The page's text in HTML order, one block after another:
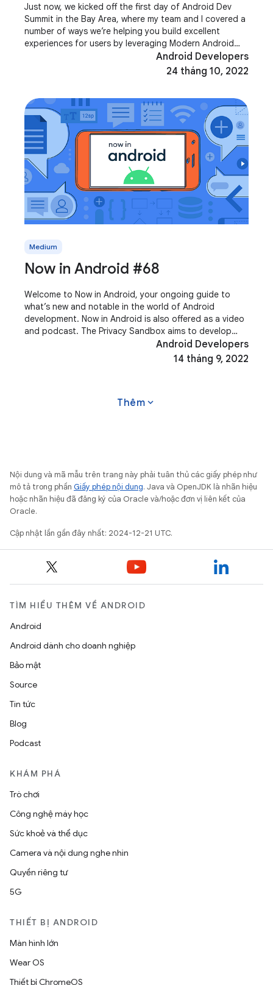
Just now, we kicked off the first day of Android Dev
Summit in the Bay Area, where my team and I covered a
number of ways we’re helping you build excellent
experiences for users by leveraging Modern Android
Development, which can help you extendAndroid Developers
24 tháng 10, 2022
Medium
Now in Android #68
Welcome to Now in Android, your ongoing guide to
what’s new and notable in the world of Android
development. Now in Android is also offered as a video
and podcast. The Privacy Sandbox aims to develop
new technologies that improve user privacy and
Android Developers
14 tháng 9, 2022
Thêm expand_more
Nội dung và mã mẫu trên trang này phải tuân thủ các giấy phép như
mô tả trong phần Giấy phép nội dung. Java và OpenJDK là nhãn hiệu
hoặc nhãn hiệu đã đăng ký của Oracle và/hoặc đơn vị liên kết của
Oracle.
Cập nhật lần gần đây nhất: 2024-12-21 UTC.
TÌM HIỂU THÊM VỀ ANDROID
Android
Android dành cho doanh nghiệp
Bảo mật
Source
Tin tức
Blog
Podcast
KHÁM PHÁ
Trò chơi
Công nghệ máy học
Sức khoẻ và thể dục
Camera và nội dung nghe nhìn
Quyền riêng tư
5G
THIẾT BỊ ANDROID
Màn hình lớn
Wear OS
Thiết bị ChromeOS